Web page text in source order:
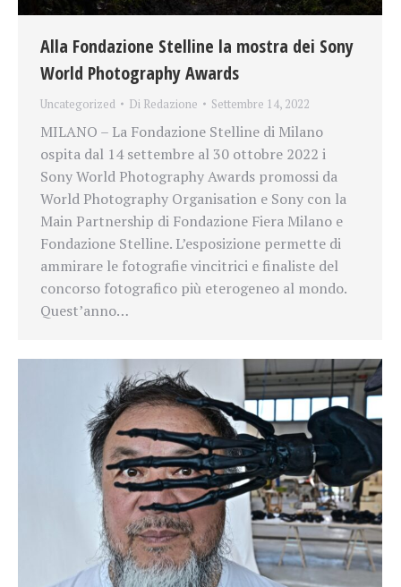
Alla Fondazione Stelline la mostra dei Sony
World Photography Awards
Uncategorized Di Redazione Settembre 14, 2022
MILANO – La Fondazione Stelline di Milano
ospita dal 14 settembre al 30 ottobre 2022 i
Sony World Photography Awards promossi da
World Photography Organisation e Sony con la
Main Partnership di Fondazione Fiera Milano e
Fondazione Stelline. L’esposizione permette di
ammirare le fotografie vincitrici e finaliste del
concorso fotografico più eterogeneo al mondo.
Quest’anno…